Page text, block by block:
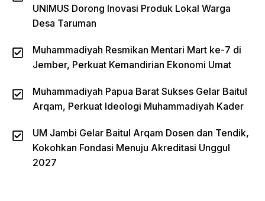
UNIMUS Dorong Inovasi Produk Lokal Warga
Desa Taruman
Muhammadiyah Resmikan Mentari Mart ke-7 di
Jember, Perkuat Kemandirian Ekonomi Umat
Muhammadiyah Papua Barat Sukses Gelar Baitul
Arqam, Perkuat Ideologi Muhammadiyah Kader
UM Jambi Gelar Baitul Arqam Dosen dan Tendik,
Kokohkan Fondasi Menuju Akreditasi Unggul
2027